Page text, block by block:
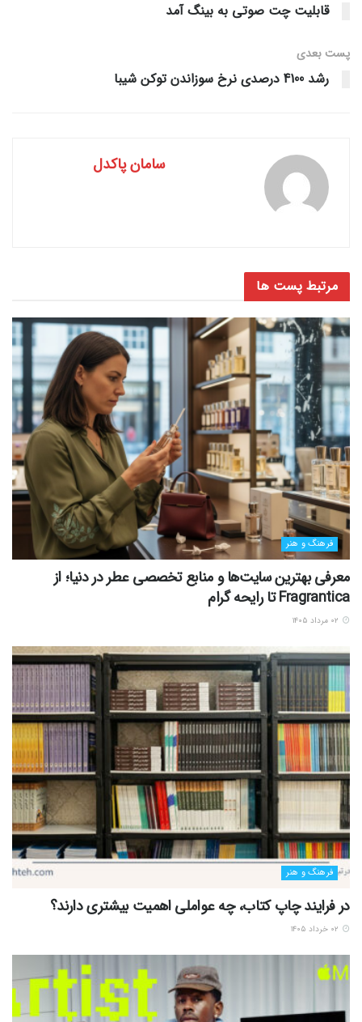
قابلیت چت صوتی به بینگ آمد
پست‌ بعدی
رشد 4100 درصدی نرخ سوزاندن توکن شیبا
سامان پاکدل
مرتبط پست ها
فرهنگ و هنر
معرفی بهترین سایت‌ها و منابع تخصصی عطر در دنیا؛ از
Fragrantica تا رایحه گرام
فرهنگ و هنر
در فرایند چاپ کتاب، چه عواملی اهمیت بیشتری دارند؟